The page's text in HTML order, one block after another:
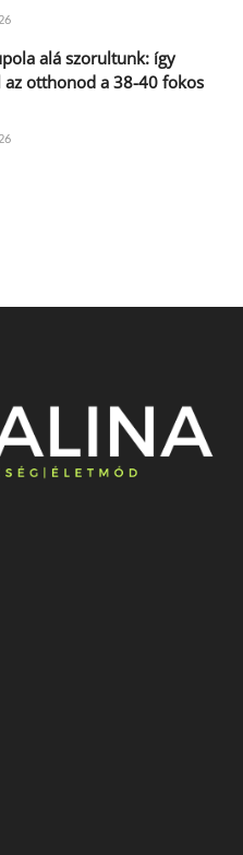
alá szorultunk: így
az otthonod a 38-40 fokos